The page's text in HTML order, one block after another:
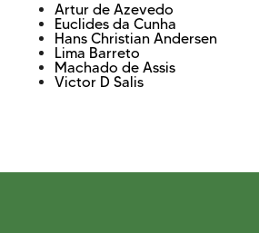
Reitoria
Comissão Própria de Avaliação (CPA)
Conselho Superior da UNIFATEB (Consup)
Artur de Azevedo
Euclides da Cunha
Hans Christian Andersen
Lima Barreto
Machado de Assis
Victor D Salis